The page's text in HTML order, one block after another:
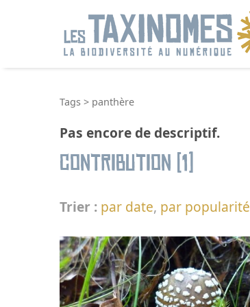
Tags > panthère
Pas encore de descriptif.
Contribution (1)
Trier : par date, par popularité